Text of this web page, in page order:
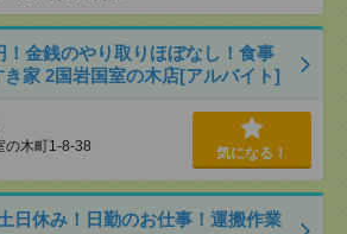
！金銭のやり取りほぼなし！食事
家 2国岩国室の木店[アルバイト]
の木町1-8-38 気になる！
日休み！日勤のお仕事！運搬作業